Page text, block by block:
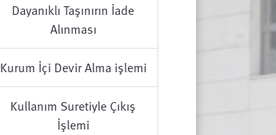
Dayanıklı Taşınırın İade
Alınması
Kurum İçi Devir Alma işlemi
Kullanım Suretiyle Çıkış
İşlemi